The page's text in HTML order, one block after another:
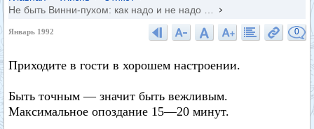
Не быть Винни-пухом: как надо и не надо …
Январь 1992 0
Приходите в гости в хорошем настроении.
Быть точным — значит быть вежливым.
Максимальное опоздание 15—20 минут.